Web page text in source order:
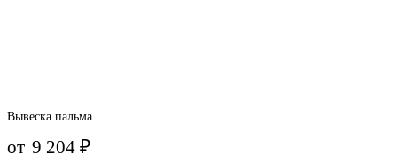
Вывеска пальма
от 9 204₽